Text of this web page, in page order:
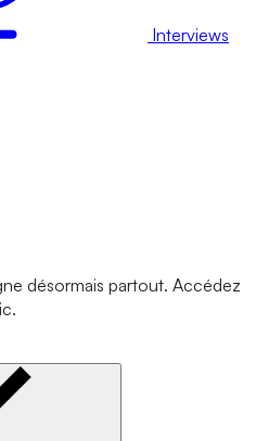
Interviews
désormais partout. Accédez